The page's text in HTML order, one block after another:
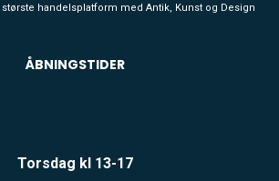
handelsplatform med Antik, Kunst og Design
ÅBNINGSTIDER
Torsdag kl 13-17